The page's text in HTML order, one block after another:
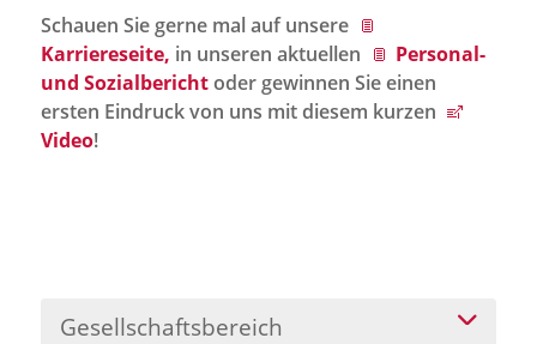
bbw als Arbeitgeber
Jobportal
Presse und Medien
Karriere
Schauen Sie gerne mal auf unsere
Karriereseite, in unseren aktuellen
Personal-
und Sozialberichtoder gewinnen Sie einen
ersten Eindruck von uns mit diesem kurzen
Video!
Gesellschaftsbereich